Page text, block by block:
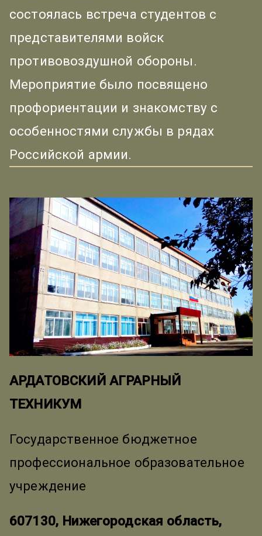
состоялась встреча студентов с
представителями войск
противовоздушной обороны.
Мероприятие было посвящено
профориентации и знакомству с
особенностями службы в рядах
Российской армии.
АРДАТОВСКИЙ АГРАРНЫЙ
ТЕХНИКУМ
Государственное бюджетное
профессиональное образовательное
учреждение
607130, Нижегородская область,